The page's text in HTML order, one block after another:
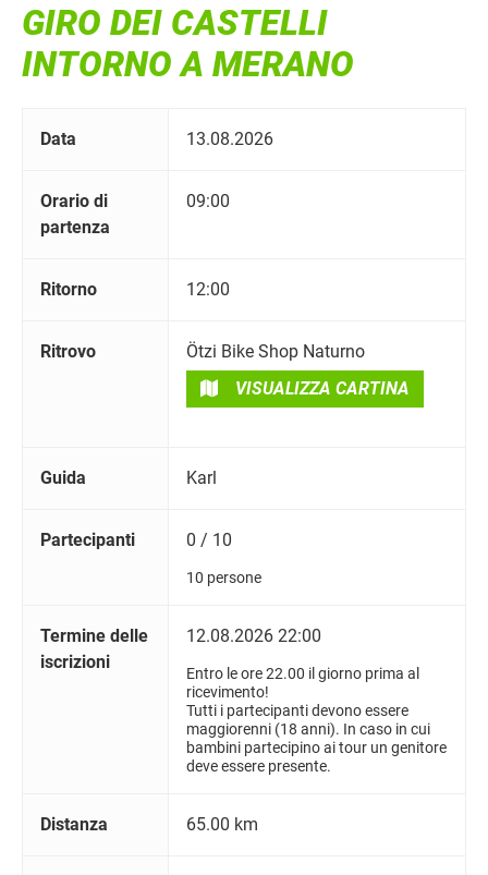
GIRO DEI CASTELLI
INTORNO A MERANO
Data 13.08.2026
Orario di
partenza
09:00
Ritorno 12:00
Ritrovo
Ötzi Bike Shop Naturno
VISUALIZZA CARTINA
Guida Karl
Partecipanti 0 / 10
10 persone
Termine delle
iscrizioni
12.08.2026 22:00
Entro le ore 22.00 il giorno prima al
ricevimento!
Tutti i partecipanti devono essere
maggiorenni (18 anni). In caso in cui
bambini partecipino ai tour un genitore
deve essere presente.
Distanza 65.00 km